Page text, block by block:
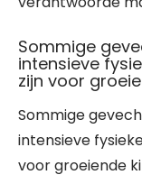
Sommige
intensieve
zijn voor
Sommige
intensieve
voor groeiende